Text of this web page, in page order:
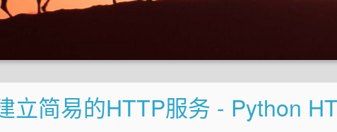
立简易的HTTP服务 - Python